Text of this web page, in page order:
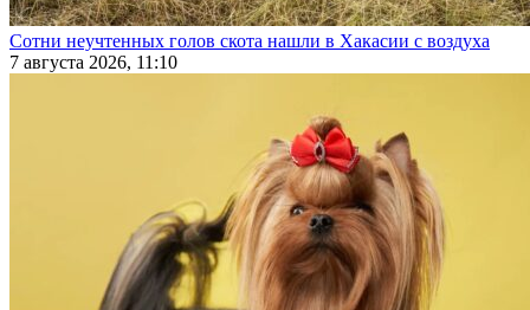
Сотни неучтенных голов скота нашли в Хакасии с воздуха
7 августа 2026, 11:10